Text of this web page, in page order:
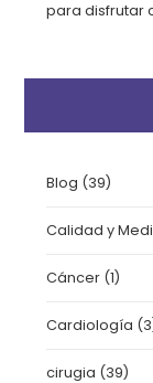
para disfrutar
Blog (39)
Calidad y
Cáncer (1)
Cardiología
cirugia (39)